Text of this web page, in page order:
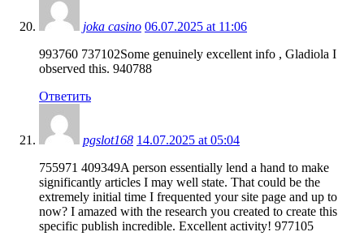
joka casino 06.07.2025 at 11:06
993760 737102Some genuinely excellent info , Gladiola I
observed this. 940788
Ответить
pgslot168 14.07.2025 at 05:04
755971 409349A person essentially lend a hand to make
significantly articles I may well state. That could be the
extremely initial time I frequented your site page and up to
now? I amazed with the research you created to create this
specific publish incredible. Excellent activity! 977105